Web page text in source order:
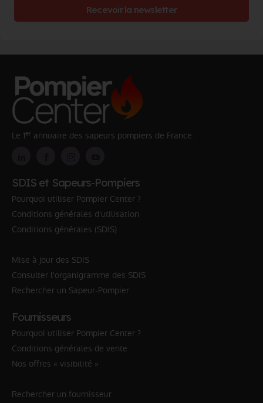
Recevoir la newsletter
Le 1er annuaire des sapeurs pompiers de France.
SDIS et Sapeurs-Pompiers
Pourquoi utiliser Pompier Center ?
Conditions générales d'utilisation
Conditions générales (SDIS)
Mise à jour des SDIS
Consulter l'organigramme des SDIS
Rechercher un Sapeur-Pompier
Fournisseurs
Pourquoi utiliser Pompier Center ?
Conditions générales de vente
Nos offres « visibilité »
Rechercher un fournisseur